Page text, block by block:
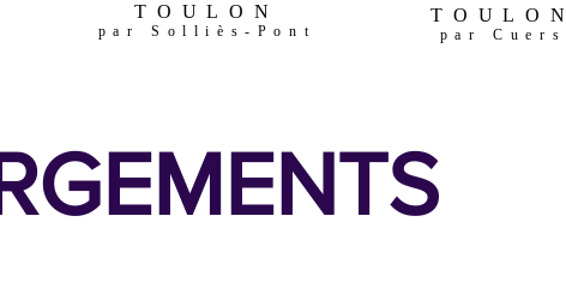
TOULON
par Solliès-Pont
TOULON
par Cuers